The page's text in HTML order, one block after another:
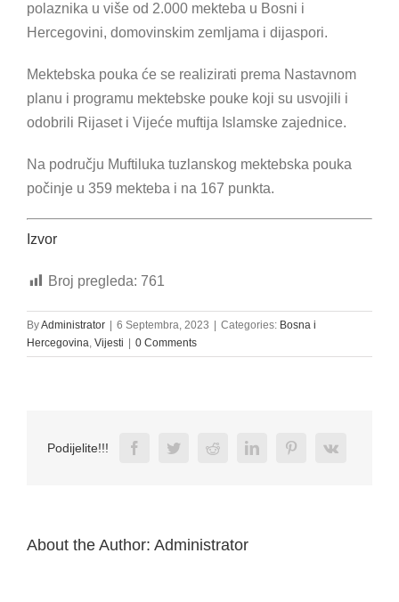
polaznika u više od 2.000 mekteba u Bosni i
Hercegovini, domovinskim zemljama i dijaspori.
Mektebska pouka će se realizirati prema Nastavnom
planu i programu mektebske pouke koji su usvojili i
odobrili Rijaset i Vijeće muftija Islamske zajednice.
Na području Muftiluka tuzlanskog mektebska pouka
počinje u 359 mekteba i na 167 punkta.
Izvor
Broj pregleda: 761
ByAdministrator 6 Septembra, 2023 Categories: Bosna i
Hercegovina, Vijesti 0 Comments
Podijelite!!! FacebookTwitterRedditLinkedInPinterestVk
About the Author: Administrator